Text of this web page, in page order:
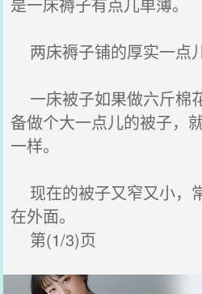
两床褥子铺的厚实一点
一床被子如果做六斤棉
备做个大一点儿的被子，
一样。
现在的被子又窄又小，
在外面。
第(1/3)页